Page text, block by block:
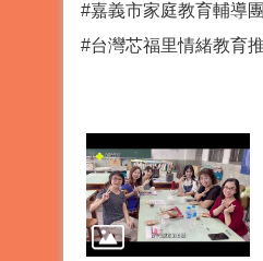
#嘉義市家庭教育輔導團
#台灣芯福里情緒教育